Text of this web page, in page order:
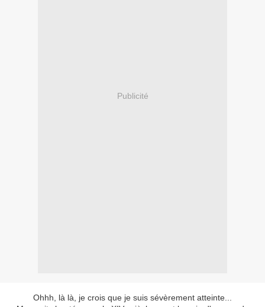
Publicité
Ohhh, là là, je crois que je suis sévèrement atteinte...